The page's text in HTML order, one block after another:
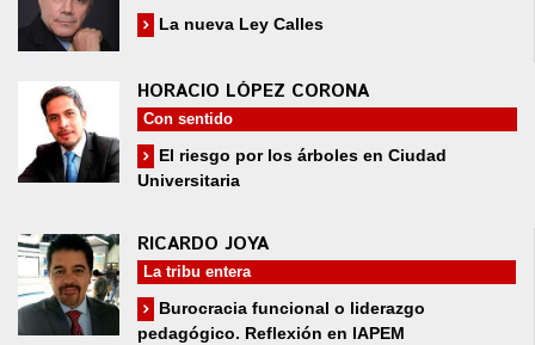
La nueva Ley Calles
HORACIO LÓPEZ CORONA
Con sentido
El riesgo por los árboles en Ciudad
Universitaria
RICARDO JOYA
La tribu entera
Burocracia funcional o liderazgo
pedagógico. Reflexión en IAPEM